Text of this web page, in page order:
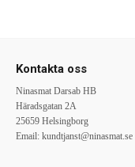
Kontakta oss
Ninasmat Darsab HB
Häradsgatan 2A
25659 Helsingborg
Email: kundtjanst@ninasmat.se